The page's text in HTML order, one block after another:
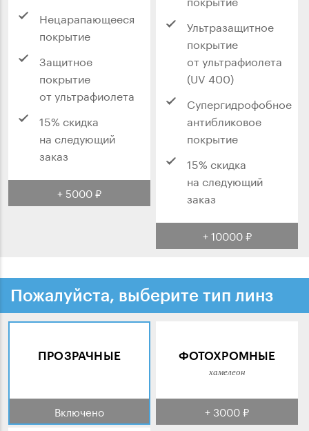
Нецарапающееся
покрытие
Защитное
покрытие
от ультрафиолета
15% скидка
на следующий
заказ
+ 5000 ₽
Ультразащитное
покрытие
от ультрафиолета
(UV 400)
Супергидрофобное
антибликовое
покрытие
15% скидка
на следующий
заказ
+ 10000 ₽
Пожалуйста, выберите тип линз
ПРОЗРАЧНЫЕ
Включено
ФОТОХРОМНЫЕ
хамелеон
+ 3000 ₽